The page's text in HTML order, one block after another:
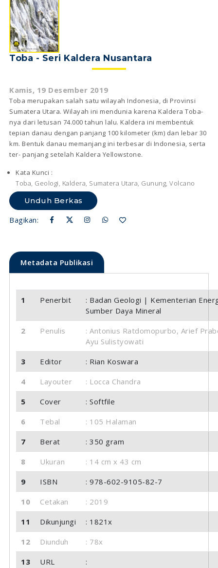
Toba - Seri Kaldera Nusantara
Kamis, 19 Desember 2019
Toba merupakan salah satu wilayah Indonesia, di Provinsi
Sumatera Utara. Wilayah ini mendunia karena Kaldera Toba-
nya dari letusan 74.000 tahun lalu. Kaldera ini membentuk
tepian danau dengan panjang 100 kilometer (km) dan lebar 30
km. Bentuk danau memanjang ini terbesar di Indonesia, serta
ter- panjang setelah Kaldera Yellowstone.
Kata Kunci :
Toba, Geologi, Kaldera, Sumatera Utara, Gunung, Volcano
Unduh Berkas
Bagikan:
Metadata Publikasi
1 Penerbit
: Badan Geologi | Kementerian
Sumber Daya Mineral
2 Penulis
: Antonius Ratdomopurbo, Arief
Ayu Sulistyowati
3 Editor : Rian Koswara
4 Layouter : Locca Chandra
5 Cover : Softfile
6 Tebal : 105 Halaman
7 Berat : 350 gram
8 Ukuran : 14 cm x 43 cm
9 ISBN : 978-602-9105-82-7
10 Cetakan : 2019
11 Dikunjungi : 1821x
12 Diunduh : 78x
13 URL
: